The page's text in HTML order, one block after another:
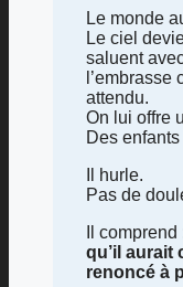
Le monde
Le ciel
saluent
l’embrasse
attendu.
On lui offre
Des
Il hurle.
Pas de
Il comprend
qu’il aurait
renoncé à